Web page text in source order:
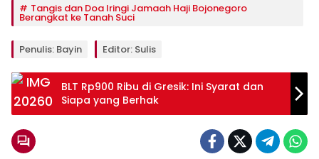
Tangis dan Doa Iringi Jamaah Haji Bojonegoro
Berangkat ke Tanah Suci
Penulis: Bayin Editor: Sulis
BLT Rp900 Ribu di Gresik: Ini Syarat dan
Siapa yang Berhak